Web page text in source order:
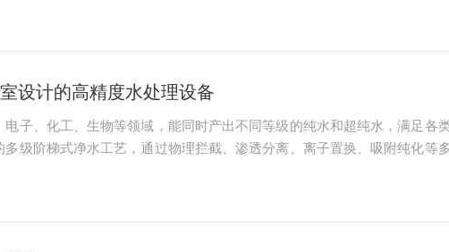
障，主要包含三...
设计的高精度水处理设备
子、化工、生物等领域，能同时产出不同等级的纯水和超纯水，满足各
级阶梯式净水工艺，通过物理拦截、渗透分离、离子置换、吸附纯化等
密净水组件不受大...